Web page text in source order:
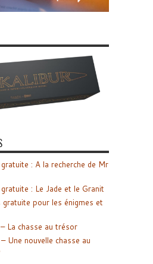
: A la recherche de Mr
: Le Jade et le Granit
pour les énigmes et
La chasse au trésor
Une nouvelle chasse au